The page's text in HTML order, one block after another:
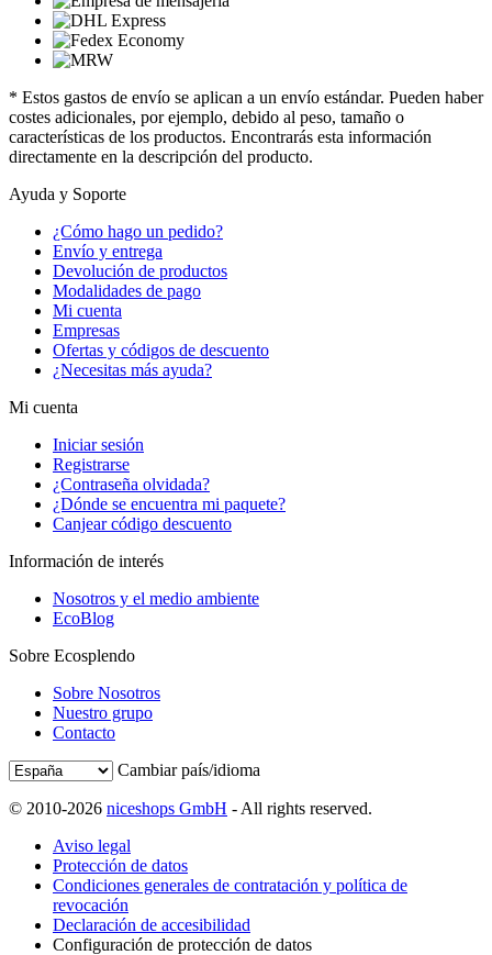
* Estos gastos de envío se aplican a un envío estándar. Pueden haber
costes adicionales, por ejemplo, debido al peso, tamaño o
características de los productos. Encontrarás esta información
directamente en la descripción del producto.
Ayuda y Soporte
¿Cómo hago un pedido?
Envío y entrega
Devolución de productos
Modalidades de pago
Mi cuenta
Empresas
Ofertas y códigos de descuento
¿Necesitas más ayuda?
Mi cuenta
Iniciar sesión
Registrarse
¿Contraseña olvidada?
¿Dónde se encuentra mi paquete?
Canjear código descuento
Información de interés
Nosotros y el medio ambiente
EcoBlog
Sobre Ecosplendo
Sobre Nosotros
Nuestro grupo
Contacto
Cambiar país/idioma
© 2010-2026 niceshops GmbH - All rights reserved.
Aviso legal
Protección de datos
Condiciones generales de contratación y política de
revocación
Declaración de accesibilidad
Configuración de protección de datos